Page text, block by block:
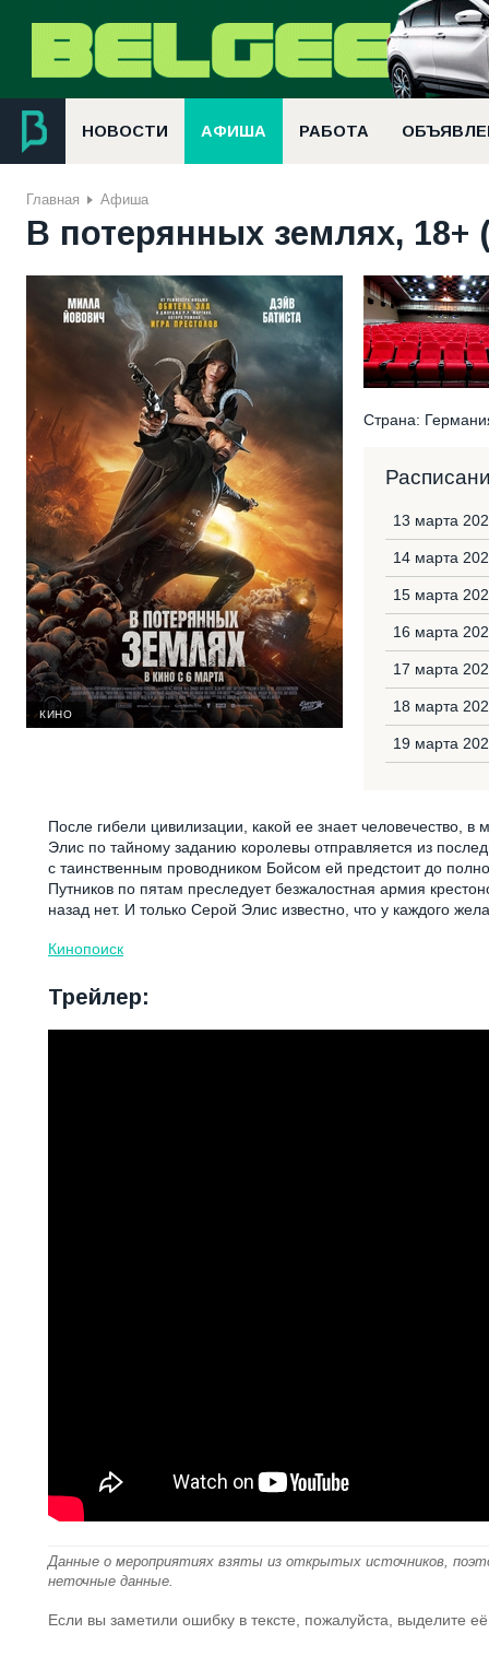
НОВОСТИ АФИША РАБОТА
Главная Афиша
В потерянных землях, 18+
КИНО
Страна:
13 марта
14 марта
15 марта
16 марта
17 марта
18 марта
19 марта
После гибели цивилизации, какой ее знает человечество,
Элис по тайному заданию королевы отправляется из
с таинственным проводником Бойсом ей предстоит до
Путников по пятам преследует безжалостная армия
назад нет. И только Серой Элис известно, что у каждого
Кинопоиск
Трейлер:
Данные о мероприятиях взяты из открытых источников,
неточные данные.
Если вы заметили ошибку в тексте, пожалуйста, выделите